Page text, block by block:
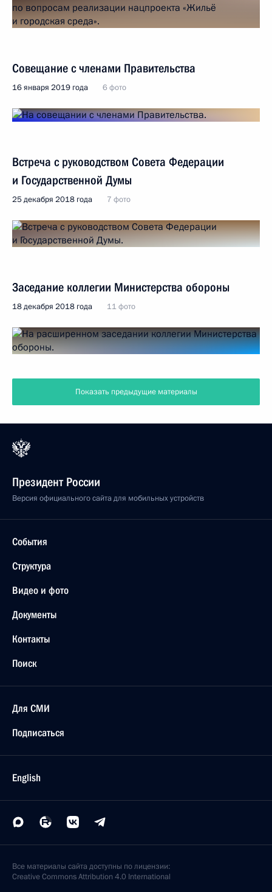
Совещание с членами Правительства
16 января 2019 года 6 фото
Встреча с руководством Совета Федерации
и Государственной Думы
25 декабря 2018 года 7 фото
Заседание коллегии Министерства обороны
18 декабря 2018 года 11 фото
Показать предыдущие материалы
Президент России
Версия официального сайта для мобильных устройств
События
Структура
Видео и фото
Документы
Контакты
Поиск
Для СМИ
Подписаться
English
Все материалы сайта доступны по лицензии:
Creative Commons Attribution 4.0 International